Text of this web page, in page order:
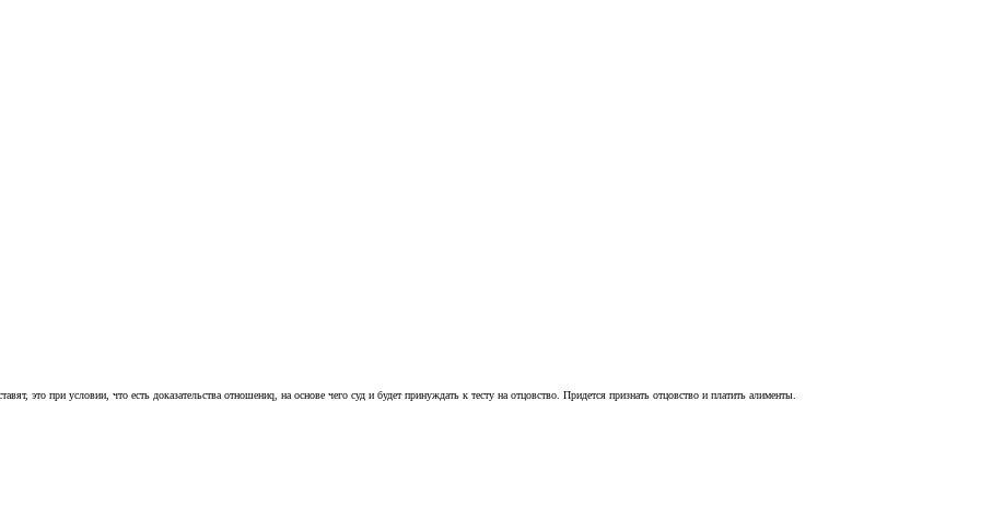
это при условии, что есть доказательства отношениq, на основе чего суд и будет принуждать к тесту на отцовство. Придется признать отцовство и платить алименты.